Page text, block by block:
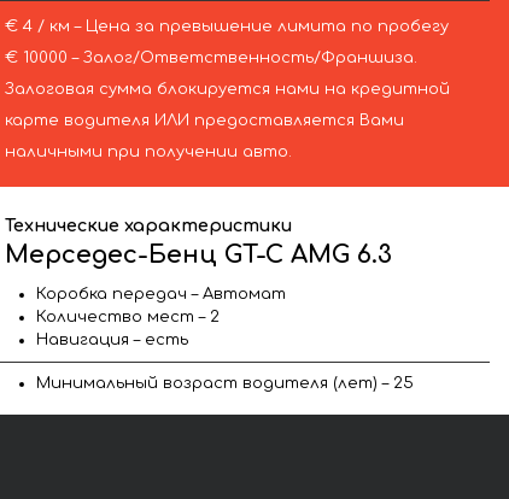
€ 4 / км – Цена за превышение лимита по пробегу
€ 10000 – Залог/Ответственность/Франшиза.
Залоговая сумма блокируется нами на кредитной
карте водителя ИЛИ предоставляется Вами
наличными при получении авто.
Технические характеристики
Мерседес-Бенц GT-C AMG 6.3
Коробка передач – Автомат
Количество мест – 2
Навигация – есть
Минимальный возраст водителя (лет) – 25